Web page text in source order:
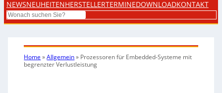
NEWSNEUHEITENHERSTELLERTERMINEDOWNLOADKONTAKT
Search
Home »Allgemein» Prozessoren für Embedded-Systeme mit
begrenzter Verlustleistung